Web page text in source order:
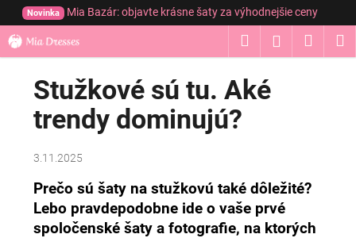
Prejsť
obsah
Novinka Mia Bazár: objavte krásne šaty za výhodnejšie ceny
Hľadať
Stužkové sú tu. Aké
trendy dominujú?
3.11.2025
Prečo sú šaty na stužkovú také dôležité?
Lebo pravdepodobne ide o vaše prvé
spoločenské šaty a fotografie, na ktorých
o
Späť
Späť